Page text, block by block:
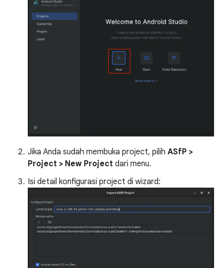
Jika Anda sudah membuka project, pilih ASfP >
Project > New Project dari menu.
Isi detail konfigurasi project di wizard: